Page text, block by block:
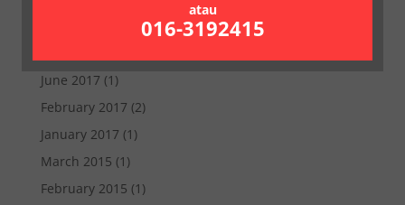
(1)
June 2017 (1)
February 2017 (2)
January 2017 (1)
March 2015 (1)
February 2015 (1)
atau
016-3192415